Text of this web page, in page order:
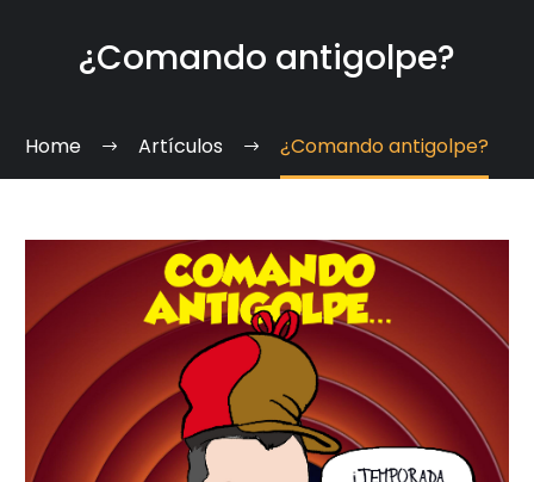
¿Comando antigolpe?
Home Artículos ¿Comando antigolpe?